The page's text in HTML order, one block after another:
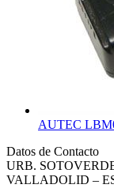
AUTEC
Datos de Contacto
URB.
VALLADOLID –